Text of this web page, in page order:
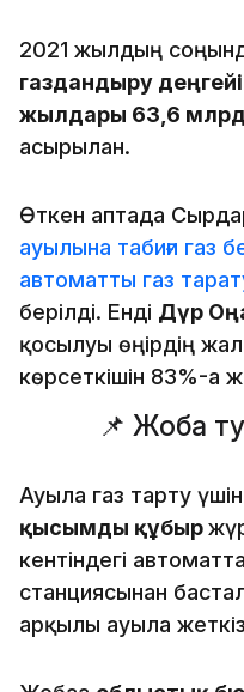
2021 жылдың
газдандыру
жылдары 63,6 млрд
асырылған.
Өткен аптада
ауылына табиғи газ
автоматты газ
берілді. Енді Дүр
қосылуы өңірдің
көрсеткішін 83%-ға
📌 Жоба
Ауылға газ тарту үшін
қысымды құбыр
кентіндегі
станциясынан
арқылы ауылға